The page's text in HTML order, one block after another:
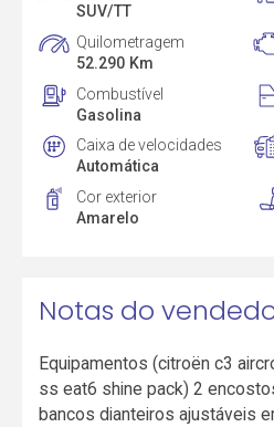
SUV/TT
Quilometragem
52.290 Km
Combustível
Gasolina
Caixa de velocidades
Automática
Cor exterior
Amarelo
Notas do
Equipamentos (citroën c3
ss eat6 shine pack) 2
bancos dianteiros ajustáveis